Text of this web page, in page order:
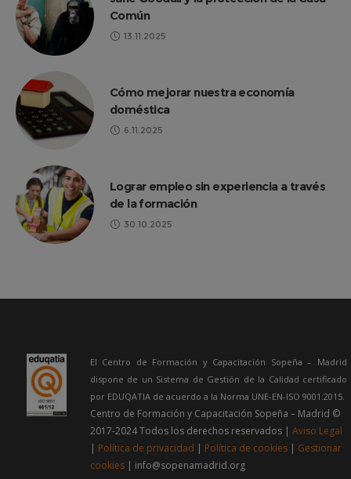
Común
13.11.2025
Cómo mejorar nuestra economía
doméstica
6.11.2025
Lograr empleo sin experiencia a través
de la formación
30.10.2025
El Centro de Formación y Capacitación Sopeña – Madrid
dispone de un Sistema de Gestión de la Calidad certificado
por EDUQATIA de acuerdo a la Norma UNE-EN-ISO 9001:2015.
Centro de Formación y Capacitación Sopeña – Madrid ©
2017-2024 Todos los derechos reservados | Aviso Legal
| Política de privacidad | Política de cookies| Gestionar
cookies| info@sopenamadrid.org